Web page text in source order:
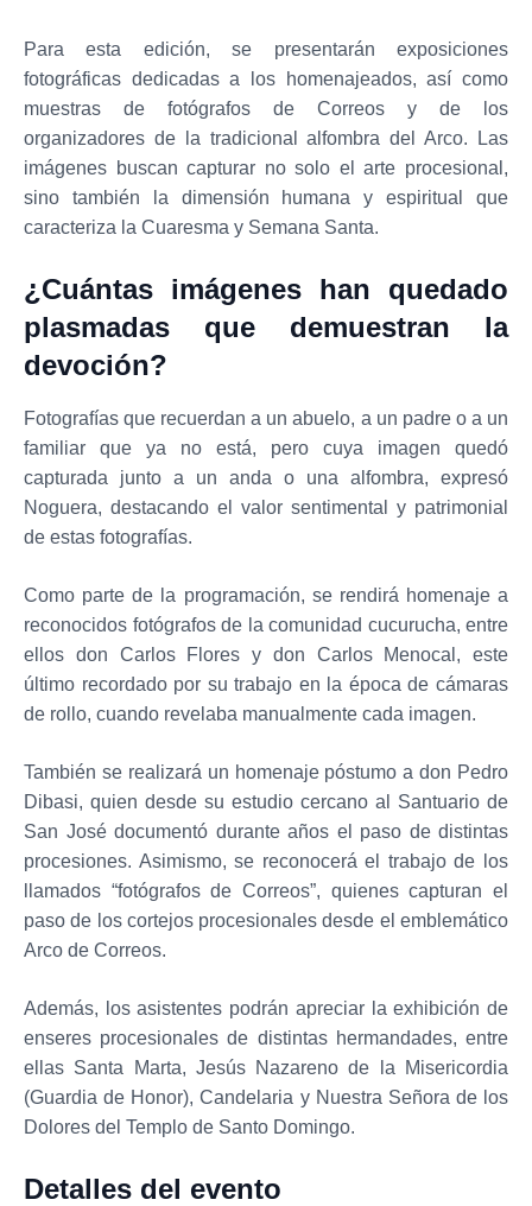
Para esta edición, se presentarán exposiciones
fotográficas dedicadas a los homenajeados, así como
muestras de fotógrafos de Correos y de los
organizadores de la tradicional alfombra del Arco. Las
imágenes buscan capturar no solo el arte procesional,
sino también la dimensión humana y espiritual que
caracteriza la Cuaresma y Semana Santa.
¿Cuántas imágenes han quedado
plasmadas que demuestran la
devoción?
Fotografías que recuerdan a un abuelo, a un padre o a un
familiar que ya no está, pero cuya imagen quedó
capturada junto a un anda o una alfombra, expresó
Noguera, destacando el valor sentimental y patrimonial
de estas fotografías.
Como parte de la programación, se rendirá homenaje a
reconocidos fotógrafos de la comunidad cucurucha, entre
ellos don Carlos Flores y don Carlos Menocal, este
último recordado por su trabajo en la época de cámaras
de rollo, cuando revelaba manualmente cada imagen.
También se realizará un homenaje póstumo a don Pedro
Dibasi, quien desde su estudio cercano al Santuario de
San José documentó durante años el paso de distintas
procesiones. Asimismo, se reconocerá el trabajo de los
llamados “fotógrafos de Correos”, quienes capturan el
paso de los cortejos procesionales desde el emblemático
Arco de Correos.
Además, los asistentes podrán apreciar la exhibición de
enseres procesionales de distintas hermandades, entre
ellas Santa Marta, Jesús Nazareno de la Misericordia
(Guardia de Honor), Candelaria y Nuestra Señora de los
Dolores del Templo de Santo Domingo.
Detalles del evento